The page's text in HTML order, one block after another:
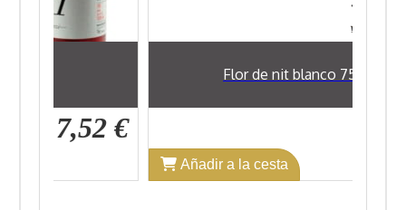
7,52 €
Flor de nit blanco 75 cl
Añadir a la cesta